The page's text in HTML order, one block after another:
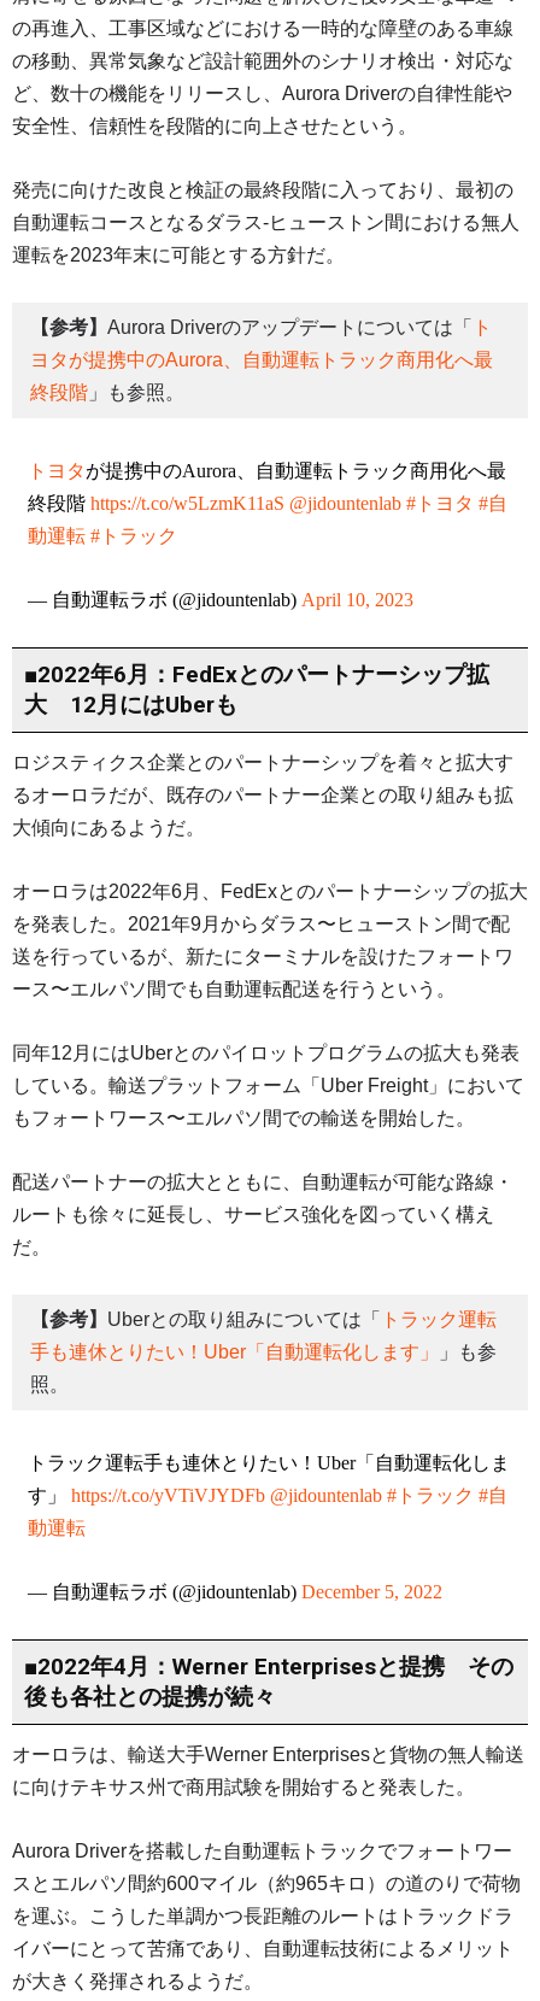
の再進入、工事区域などにおける一時的な障壁のある車線
の移動、異常気象など設計範囲外のシナリオ検出・対応な
ど、数十の機能をリリースし、Aurora Driverの自律性能や
安全性、信頼性を段階的に向上させたという。
発売に向けた改良と検証の最終段階に入っており、最初の
自動運転コースとなるダラス‐ヒューストン間における無人
運転を2023年末に可能とする方針だ。
【参考】 Aurora Driverのアップデートについては「
ト
ヨタが提携中のAurora、自動運転トラック商用化へ最
終段階 」も参照。
トヨタが提携中のAurora、自動運転トラック商用化へ最
終段階 https://t.co/w5LzmK11aS @jidountenlab #トヨタ #自
動運転 #トラック
— 自動運転ラボ (@jidountenlab) April 10, 2023
■2022年6月：FedExとのパートナーシップ拡
大 12月にはUberも
ロジスティクス企業とのパートナーシップを着々と拡大す
るオーロラだが、既存のパートナー企業との取り組みも拡
大傾向にあるようだ。
オーロラは2022年6月、FedExとのパートナーシップの拡大
を発表した。2021年9月からダラス〜ヒューストン間で配
送を行っているが、新たにターミナルを設けたフォートワ
ース〜エルパソ間でも自動運転配送を行うという。
同年12月にはUberとのパイロットプログラムの拡大も発表
している。輸送プラットフォーム「Uber Freight」において
もフォートワース〜エルパソ間での輸送を開始した。
配送パートナーの拡大とともに、自動運転が可能な路線・
ルートも徐々に延長し、サービス強化を図っていく構え
だ。
【参考】 Uberとの取り組みについては「
トラック運転
手も連休とりたい！Uber「自動運転化します」
」も参
照。
トラック運転手も連休とりたい！Uber「自動運転化しま
す」 https://t.co/yVTiVJYDFb @jidountenlab #トラック #自
動運転
— 自動運転ラボ (@jidountenlab) December 5, 2022
■2022年4月：Werner Enterprisesと提携 その
後も各社との提携が続々
オーロラは、輸送大手Werner Enterprisesと貨物の無人輸送
に向けテキサス州で商用試験を開始すると発表した。
Aurora Driverを搭載した自動運転トラックでフォートワー
スとエルパソ間約600マイル（約965キロ）の道のりで荷物
を運ぶ。こうした単調かつ長距離のルートはトラックドラ
イバーにとって苦痛であり、自動運転技術によるメリット
が大きく発揮されるようだ。